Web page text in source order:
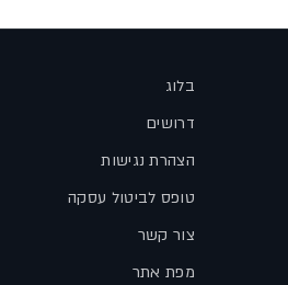
בלוג
דרושים
הצהרת נגישות
טופס לביטול עסקה
צור קשר
מפת אתר